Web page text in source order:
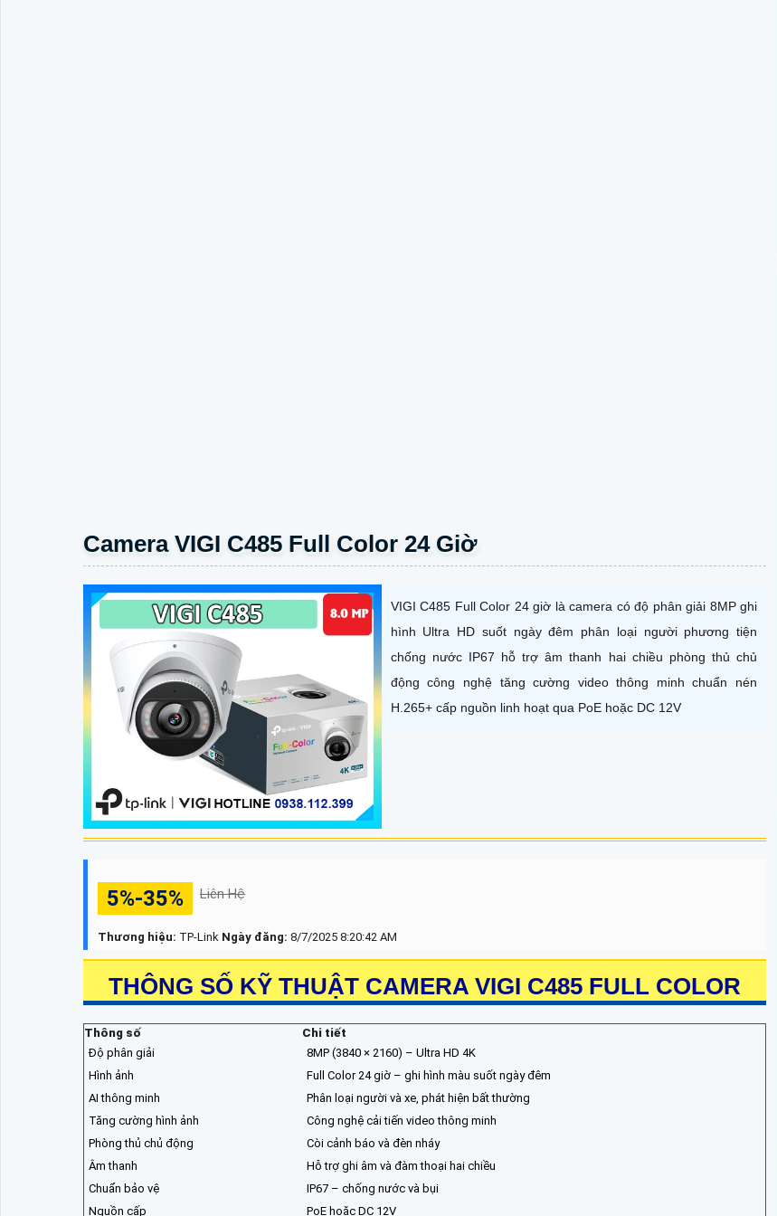
Camera VIGI C485 Full Color 24 Giờ
VIGI C485 Full Color 24 giờ là camera có độ phân giải 8MP ghi
hình Ultra HD suốt ngày đêm phân loại người phương tiện
chống nước IP67 hỗ trợ âm thanh hai chiều phòng thủ chủ
động công nghệ tăng cường video thông minh chuẩn nén
H.265+ cấp nguồn linh hoạt qua PoE hoặc DC 12V
5%-35% Liên Hệ
Thương hiệu: TP-Link Ngày đăng: 8/7/2025 8:20:42 AM
THÔNG SỐ KỸ THUẬT CAMERA VIGI C485 FULL COLOR
Thông số
Chi tiết
Độ phân giải
8MP (3840 × 2160) – Ultra HD 4K
Hình ảnh
Full Color 24 giờ – ghi hình màu suốt ngày đêm
AI thông minh
Phân loại người và xe, phát hiện bất thường
Tăng cường hình ảnh
Công nghệ cải tiến video thông minh
Phòng thủ chủ động
Còi cảnh báo và đèn nháy
Âm thanh
Hỗ trợ ghi âm và đàm thoại hai chiều
Chuẩn bảo vệ
IP67 – chống nước và bụi
Nguồn cấp
PoE hoặc DC 12V